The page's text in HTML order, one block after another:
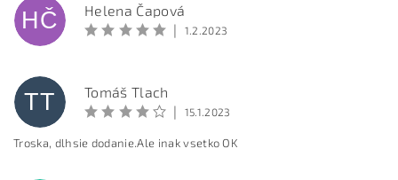
HČ
Helena Čapová
|
1.2.2023
TT
Tomáš Tlach
|
15.1.2023
Troska, dlhsie dodanie.Ale inak vsetko OK